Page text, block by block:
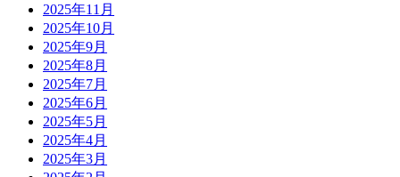
2025年11月
2025年10月
2025年9月
2025年8月
2025年7月
2025年6月
2025年5月
2025年4月
2025年3月